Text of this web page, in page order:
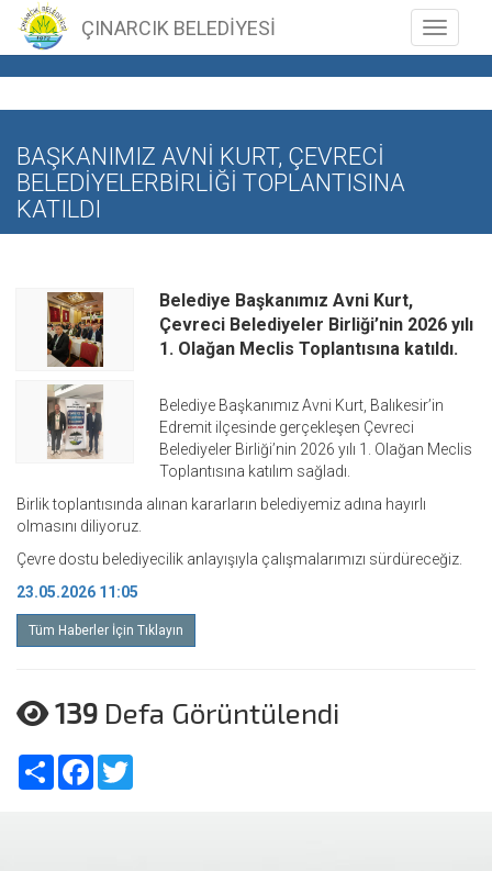
Toggle
ÇINARCIK BELEDİYESİ
BAŞKANIMIZ AVNİ KURT, ÇEVRECİ
BELEDİYELERBİRLİĞİ TOPLANTISINA
KATILDI
Belediye Başkanımız Avni Kurt,
Çevreci Belediyeler Birliği’nin 2026 yılı
1. Olağan Meclis Toplantısına katıldı.
Belediye Başkanımız Avni Kurt, Balıkesir’in
Edremit ilçesinde gerçekleşen Çevreci
Belediyeler Birliği’nin 2026 yılı 1. Olağan Meclis
Toplantısına katılım sağladı.
Birlik toplantısında alınan kararların belediyemiz adına hayırlı
olmasını diliyoruz.
Çevre dostu belediyecilik anlayışıyla çalışmalarımızı sürdüreceğiz.
23.05.2026 11:05
Tüm Haberler İçin Tıklayın
139 Defa Görüntülendi
Share Facebook